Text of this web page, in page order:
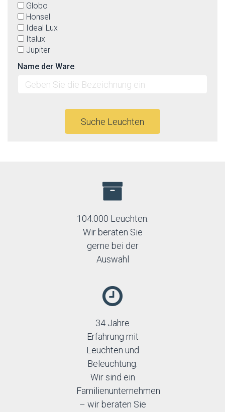
Globo
Honsel
Ideal Lux
Italux
Jupiter
Keter lighting
Ledline
Name der Ware
Suche Leuchten
104.000 Leuchten.
Wir beraten Sie
gerne bei der
Auswahl
34 Jahre
Erfahrung mit
Leuchten und
Beleuchtung.
Wir sind ein
Familienunternehmen
– wir beraten Sie